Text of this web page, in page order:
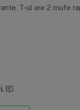
T-ul are 2 mufe